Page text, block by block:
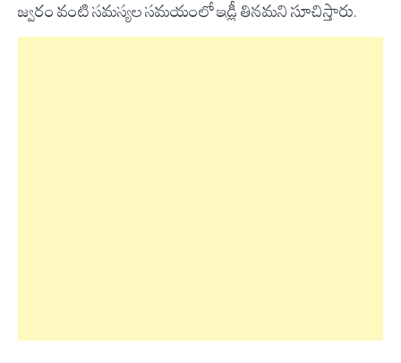
జ్వరం వంటి సమస్యల సమయంలో ఇడ్లీ తినమని సూచిస్తారు.